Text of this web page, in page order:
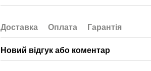
Доставка Оплата Гарантія
Новий відгук або коментар